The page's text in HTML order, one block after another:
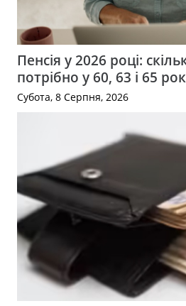
Пенсія у 2026 році:
потрібно у 60, 63 і 65
Субота, 8 Серпня, 2026